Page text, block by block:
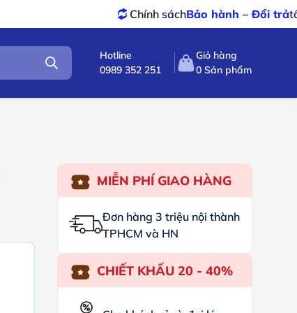
Bảo hành – Đổi trảtốt nhất
Hotline
0989 352 251
Giỏ hàng
0 Sản phẩm
MIỄN PHÍ GIAO HÀNG
Đơn hàng 3 triệu nội thành
TPHCM và HN
CHIẾT KHẤU 20 - 40%